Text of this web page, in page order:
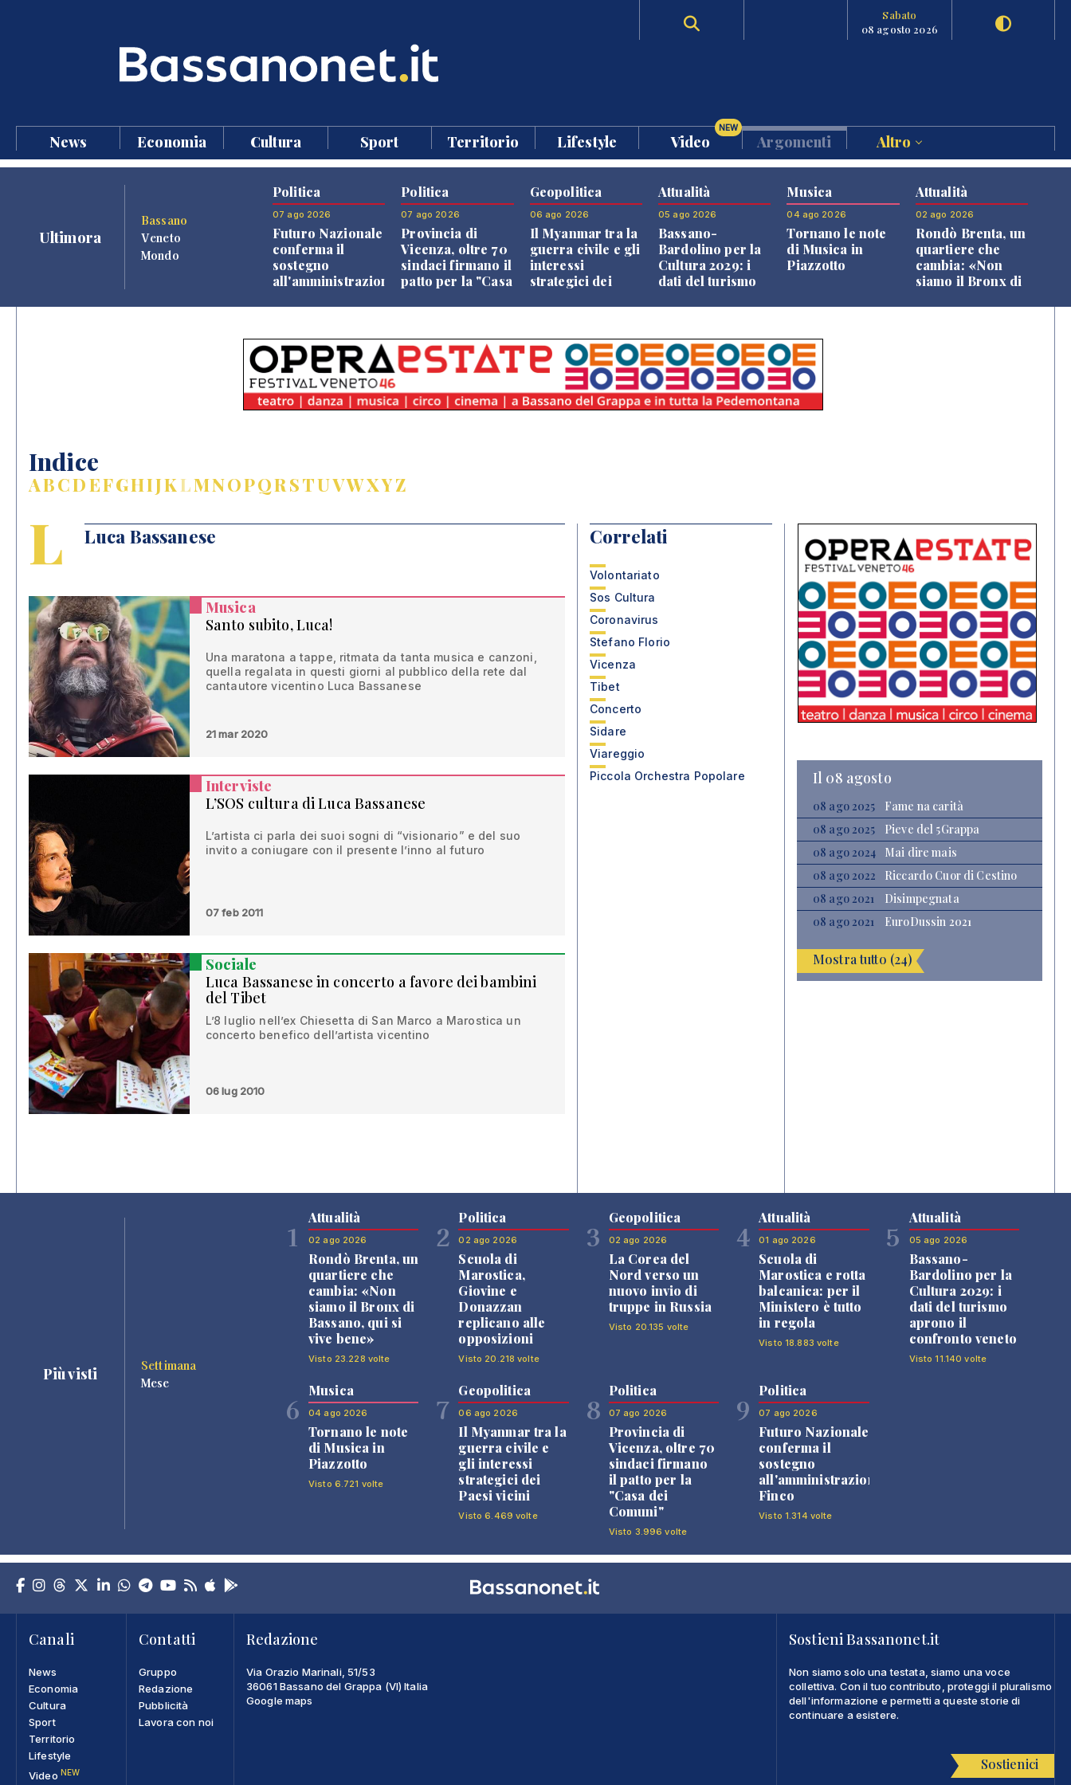
Sabato
08 agosto 2026
News Economia Cultura Sport Territorio Lifestyle Video
NEW
Argomenti Altro
Ultimora
Bassano
Veneto
Mondo
Politica
07 ago 2026
Futuro Nazionale
conferma il
sostegno
all'amministrazione
Politica
07 ago 2026
Provincia di
Vicenza, oltre 70
sindaci firmano il
patto per la "Casa
Geopolitica
06 ago 2026
Il Myanmar tra la
guerra civile e gli
interessi
strategici dei
Attualità
05 ago 2026
Bassano-
Bardolino per la
Cultura 2029: i
dati del turismo
Musica
04 ago 2026
Tornano le note
di Musica in
Piazzotto
Attualità
02 ago 2026
Rondò Brenta, un
quartiere che
cambia: «Non
siamo il Bronx di
Indice
ABCDEFGHIJKLMNOPQRSTUVWXYZ
L Luca Bassanese
Musica
Santo subito, Luca!
Una maratona a tappe, ritmata da tanta musica e canzoni,
quella regalata in questi giorni al pubblico della rete dal
cantautore vicentino Luca Bassanese
21 mar 2020
Interviste
L’SOS cultura di Luca Bassanese
L’artista ci parla dei suoi sogni di “visionario” e del suo
invito a coniugare con il presente l’inno al futuro
07 feb 2011
Sociale
Luca Bassanese in concerto a favore dei bambini
del Tibet
L’8 luglio nell’ex Chiesetta di San Marco a Marostica un
concerto benefico dell’artista vicentino
06 lug 2010
Correlati
Volontariato
Sos Cultura
Coronavirus
Stefano Florio
Vicenza
Tibet
Concerto
Sidare
Viareggio
Piccola Orchestra Popolare
Il 08 agosto
08 ago 2025
Fame na carità
08 ago 2025
Pieve del 5Grappa
08 ago 2024
Mai dire mais
08 ago 2022
Riccardo Cuor di Cestino
08 ago 2021
Disimpegnata
08 ago 2021
EuroDussin 2021
Mostra tutto (24)
Più visti
Settimana
Mese
1
Attualità
02 ago 2026
Rondò Brenta, un
quartiere che
cambia: «Non
siamo il Bronx di
Bassano, qui si
vive bene»
Visto 23.228 volte
2
Politica
02 ago 2026
Scuola di
Marostica,
Giovine e
Donazzan
replicano alle
opposizioni
Visto 20.218 volte
3
Geopolitica
02 ago 2026
La Corea del
Nord verso un
nuovo invio di
truppe in Russia
Visto 20.135 volte
4
Attualità
01 ago 2026
Scuola di
Marostica e rotta
balcanica: per il
Ministero è tutto
in regola
Visto 18.883 volte
5
Attualità
05 ago 2026
Bassano-
Bardolino per la
Cultura 2029: i
dati del turismo
aprono il
confronto veneto
Visto 11.140 volte
6
Musica
04 ago 2026
Tornano le note
di Musica in
Piazzotto
Visto 6.721 volte
7
Geopolitica
06 ago 2026
Il Myanmar tra la
guerra civile e
gli interessi
strategici dei
Paesi vicini
Visto 6.469 volte
8
Politica
07 ago 2026
Provincia di
Vicenza, oltre 70
sindaci firmano
il patto per la
"Casa dei
Comuni"
Visto 3.996 volte
9
Politica
07 ago 2026
Futuro Nazionale
conferma il
sostegno
all'amministrazione
Finco
Visto 1.314 volte
Canali
News
Economia
Cultura
Sport
Territorio
Lifestyle
Video NEW
Contatti
Gruppo
Redazione
Pubblicità
Lavora con noi
Redazione
Via Orazio Marinali, 51/53
36061 Bassano del Grappa (VI) Italia
Google maps
Sostieni Bassanonet.it
Non siamo solo una testata, siamo una voce
collettiva. Con il tuo contributo, proteggi il pluralismo
dell'informazione e permetti a queste storie di
continuare a esistere.
Sostienici